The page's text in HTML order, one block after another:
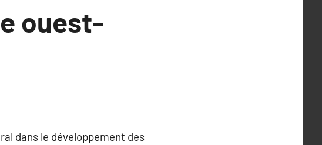
ouest-
dans le développement des